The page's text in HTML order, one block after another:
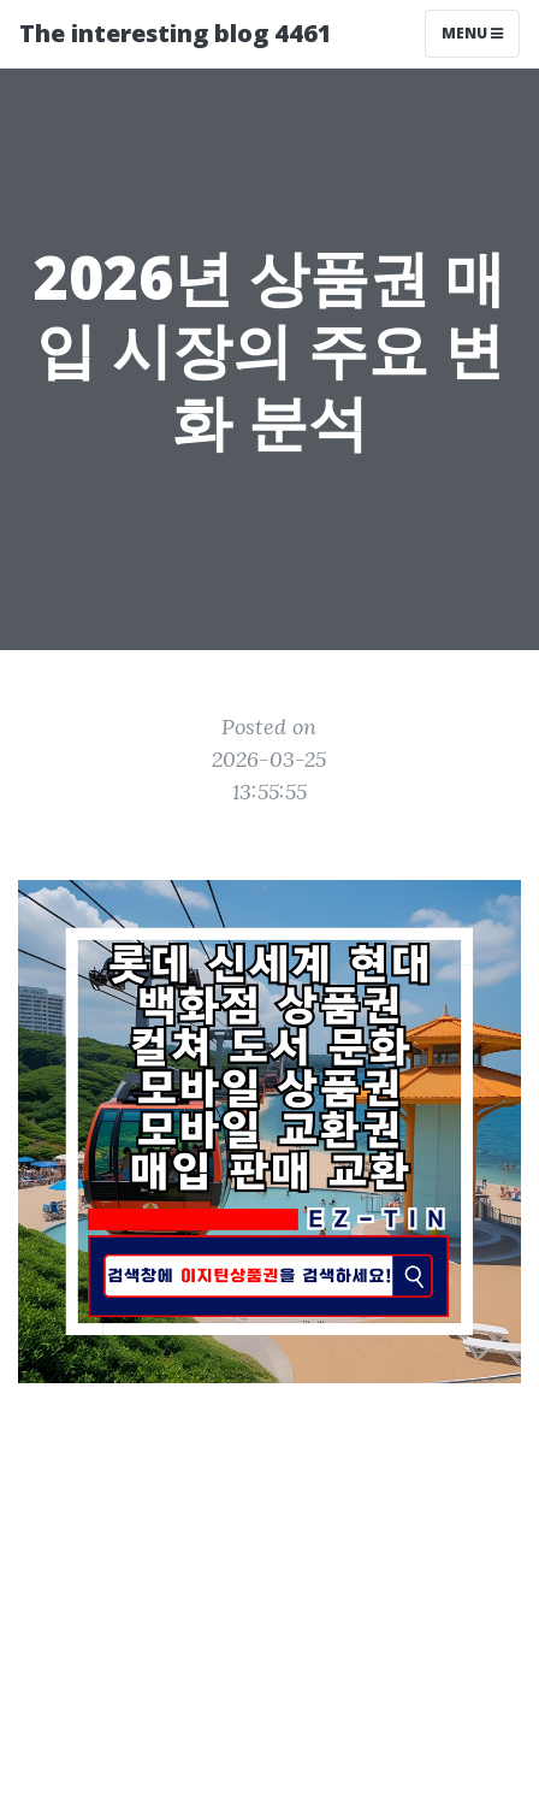
The interesting blog 4461 MENU
2026년 상품권 매
입 시장의 주요 변
화 분석
Posted on
2026-03-25
13:55:55